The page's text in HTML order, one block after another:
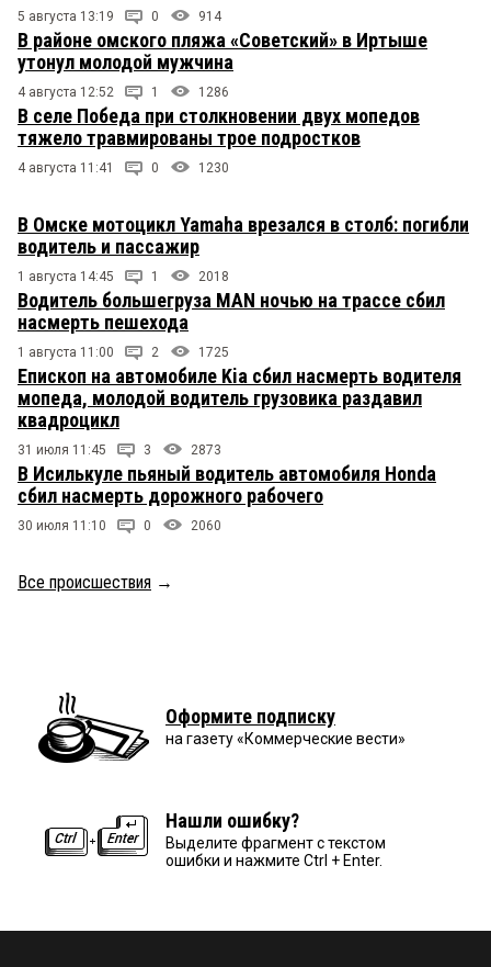
5 августа 13:19 0 914
В районе омского пляжа «Советский» в Иртыше
утонул молодой мужчина
4 августа 12:52 1 1286
В селе Победа при столкновении двух мопедов
тяжело травмированы трое подростков
4 августа 11:41 0 1230
В Омске мотоцикл Yamaha врезался в столб: погибли
водитель и пассажир
1 августа 14:45 1 2018
Водитель большегруза MAN ночью на трассе сбил
насмерть пешехода
1 августа 11:00 2 1725
Епископ на автомобиле Kia сбил насмерть водителя
мопеда, молодой водитель грузовика раздавил
квадроцикл
31 июля 11:45 3 2873
В Исилькуле пьяный водитель автомобиля Honda
сбил насмерть дорожного рабочего
30 июля 11:10 0 2060
Все происшествия →
Оформите подписку
на газету «Коммерческие вести»
Нашли ошибку?
Выделите фрагмент с текстом
ошибки и нажмите Ctrl + Enter.